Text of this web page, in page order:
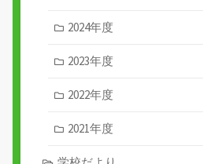
2024年度
2023年度
2022年度
2021年度